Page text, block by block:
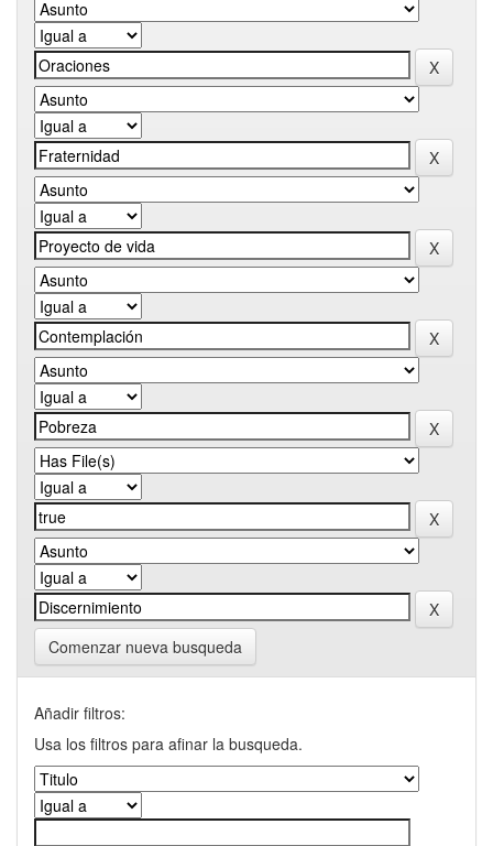
Comenzar nueva busqueda
Añadir filtros:
Usa los filtros para afinar la busqueda.